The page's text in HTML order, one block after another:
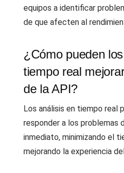
equipos a identificar
de que afecten al
¿Cómo pueden
tiempo real
de la API?
Los análisis en tiempo real
responder a los problemas
inmediato, minimizando el
mejorando la experiencia